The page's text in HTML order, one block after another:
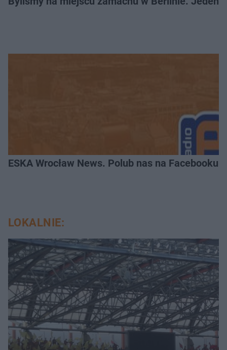
ESKA Wrocław News. Polub nas na Facebooku!
LOKALNIE: